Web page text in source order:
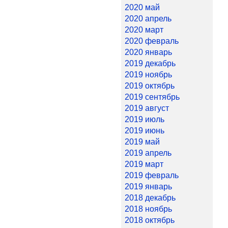
2020 май
2020 апрель
2020 март
2020 февраль
2020 январь
2019 декабрь
2019 ноябрь
2019 октябрь
2019 сентябрь
2019 август
2019 июль
2019 июнь
2019 май
2019 апрель
2019 март
2019 февраль
2019 январь
2018 декабрь
2018 ноябрь
2018 октябрь